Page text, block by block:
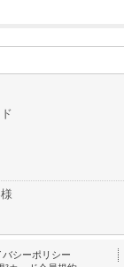
バシーポリシー